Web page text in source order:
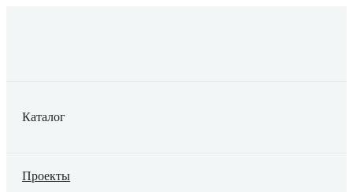
Каталог
Проекты